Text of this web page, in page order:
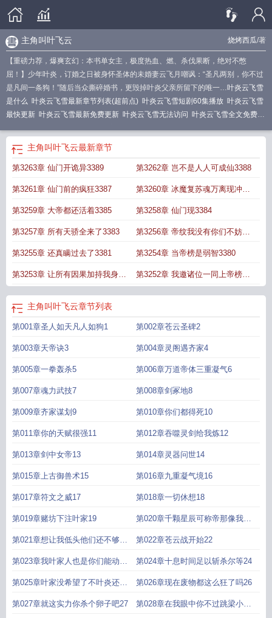
烧烤西瓜/著
主角叫叶飞云
【重磅力荐，爆爽玄幻：本书单女主，极度热血、燃、杀伐果断，绝对不憋
屈！】少年叶炎，订婚之日被身怀圣体的未婚妻云飞月嘲讽：“圣凡两别，你不过
是凡间一条狗！”随后当众撕碎婚书，更毁掉叶炎父亲所留下的唯一…叶炎云飞雪
是什么 叶炎云飞雪最新章节列表(超前点) 叶炎云飞雪短剧60集播放 叶炎云飞雪
最快更新 叶炎云飞雪最新免费更新 叶炎云飞雪无法访问 叶炎云飞雪全文免费
观看在线播放
叶炎云飞雪视频 叶炎云飞雪动漫
雪叫什么名字
最新章叶炎云飞雪免费叶炎云飞雪最新章节阅读推荐叶炎云飞雪最精彩章
雪超前最新章节 叶炎云飞雪免费阅读完整版 叶炎云飞雪免费可听版 叶炎云飞雪
短剧免费观看26集高清叶云飞主角 主角叶云飞叶飞云是哪部的人物
云飞雪最新章节叶炎云飞雪武道丹帝5200叶云飞人物叶炎云飞雪最新章节内
容简介主人公叫叶云飞的玄幻免费阅读叶云飞主人公叶云飞的玄幻叶炎云飞
免费观看最新章节叶炎云飞雪最新章节目录叶炎云飞雪最新章节笔趣阁叶炎云
飞雪免费阅读TXT叶炎云飞雪短剧免费播放叶炎云飞雪最新更新免费阅读叶炎
云飞雪免费阅读千叶炎云飞雪最新更新章节目录
笔趣阁最新章节叶炎云飞雪在线阅读叶云飞叫什么名字主人公叶炎云飞雪男
主名叫叶云飞叶炎云飞雪免费阅读正版叶飞雪女叶云叶雪
新章节更新时间 叶炎云飞雪最新章节免费阅读 叶炎云飞雪免费阅读百度书城
主角叫叶飞云最新章节
第3263章 仙门开诡异3389 第3262章 岂不是人人可成仙3388
第3261章 仙门前的疯狂3387 第3260章 冰魔复苏魂万离现冲仙
门3386
第3259章 大帝都还活着3385 第3258章 仙门现3384
第3257章 所有天骄全来了3383 第3256章 帝纹我没有你们不妨去
找云飞菲她有3382
第3255章 还真瞒过去了3381 第3254章 当帝榜是弱智3380
第3253章 让所有因果加持我身
3379
第3252章 我邀诸位一同上帝榜
3378
主角叫叶飞云章节列表
第001章圣人如天凡人如狗1 第002章苍云圣碑2
第003章天帝诀3 第004章灵阁遇齐家4
第005章一拳轰杀5 第006章万道帝体三重凝气6
第007章魂力武技7 第008章剑冢地8
第009章齐家谋划9 第010章你们都得死10
第011章你的天赋很强11 第012章吞噬灵剑给我炼12
第013章剑中女帝13 第014章灵器问世14
第015章上古御兽术15 第016章九重凝气境16
第017章符文之威17 第018章一切休想18
第019章赌坊下注叶家19 第020章千颗星辰可称帝那像我这
种万颗的呢20
第021章想让我低头他们还不够资
格21
第022章苍云战开始22
第023章我叶家人也是你们能动的
23
第024章十息时间足以斩杀尔等24
第025章叶家没希望了不叶炎还活
着25
第026章现在废物都这么狂了吗26
第027章就这实力你杀个卵子吧27 第028章在我眼中你不过跳梁小丑